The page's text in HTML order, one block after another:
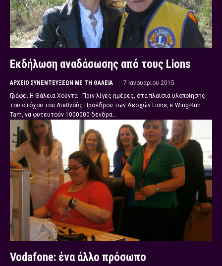
Εκδήλωση αναδάσωσης από τους Lions
ΑΡΧΕΊΟ ΣΥΝΕΝΤΕΎΞΕΩΝ ΜΕ ΤΗ ΘΆΛΕΙΑ
7 Ιανουαρίου 2015
Γράφει Η Θάλεια Χούντα Πριν λίγες ημέρες, στα πλαίσια υλοποίησης
του στόχου του Διεθνούς Προέδρου των Λεσχών Lions, κ Wing-Kun
Tam, να φυτευτούν 1000000 δένδρα...
Vodafone: ένα άλλο πρόσωπο